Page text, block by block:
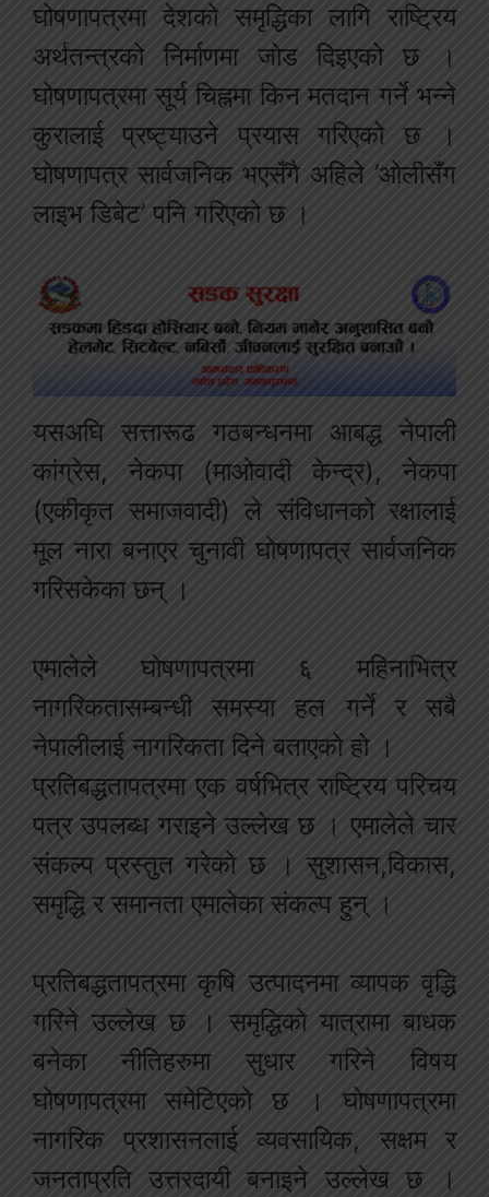
घोषणापत्रमा देशको समृद्धिका लागि राष्ट्रिय
अर्थतन्त्रको निर्माणमा जोड दिइएको छ ।
घोषणापत्रमा सूर्य चिह्नमा किन मतदान गर्ने भन्ने
कुरालाई प्रष्ट्याउने प्रयास गरिएको छ ।
घोषणापत्र सार्वजनिक भएसँगै अहिले ’ओलीसँग
लाइभ डिबेट’ पनि गरिएको छ ।
यसअघि सत्तारूढ गठबन्धनमा आबद्ध नेपाली
कांग्रेस, नेकपा (माओवादी केन्द्र), नेकपा
(एकीकृत समाजवादी) ले संविधानको रक्षालाई
मूल नारा बनाएर चुनावी घोषणापत्र सार्वजनिक
गरिसकेका छन् ।
एमालेले घोषणापत्रमा ६ महिनाभित्र
नागरिकतासम्बन्धी समस्या हल गर्ने र सबै
नेपालीलाई नागरिकता दिने बताएको हो ।
प्रतिबद्धतापत्रमा एक वर्षभित्र राष्ट्रिय परिचय
पत्र उपलब्ध गराइने उल्लेख छ । एमालेले चार
संकल्प प्रस्तुत गरेको छ । सुशासन,विकास,
समृद्धि र समानता एमालेका संकल्प हुन् ।
प्रतिबद्धतापत्रमा कृषि उत्पादनमा व्यापक वृद्धि
गरिने उल्लेख छ । समृद्धिको यात्रामा बाधक
बनेका नीतिहरुमा सुधार गरिने विषय
घोषणापत्रमा समेटिएको छ । घोषणापत्रमा
नागरिक प्रशासनलाई व्यवसायिक, सक्षम र
जनताप्रति उत्तरदायी बनाइने उल्लेख छ ।